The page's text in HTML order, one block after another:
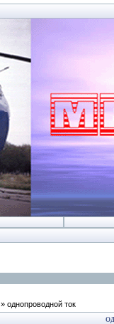
» однопроводной ток